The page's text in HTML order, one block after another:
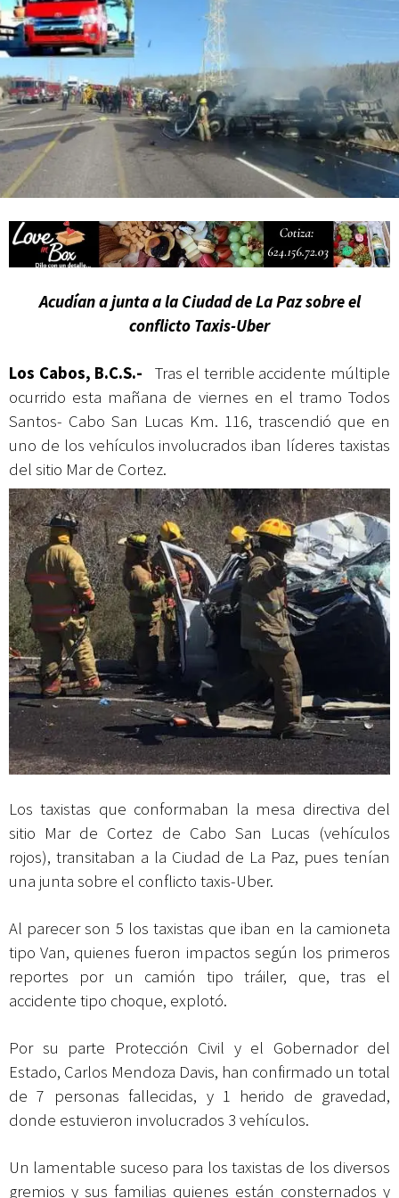
actividades de acceso libre
Acudían a junta a la Ciudad de La Paz sobre el
conflicto Taxis-Uber
Los Cabos, B.C.S.- Tras el terrible accidente múltiple
ocurrido esta mañana de viernes en el tramo Todos
Santos- Cabo San Lucas Km. 116, trascendió que en
uno de los vehículos involucrados iban líderes taxistas
del sitio Mar de Cortez.
Los taxistas que conformaban la mesa directiva del
sitio Mar de Cortez de Cabo San Lucas (vehículos
rojos), transitaban a la Ciudad de La Paz, pues tenían
una junta sobre el conflicto taxis-Uber.
Al parecer son 5 los taxistas que iban en la camioneta
tipo Van, quienes fueron impactos según los primeros
reportes por un camión tipo tráiler, que, tras el
accidente tipo choque, explotó.
Por su parte Protección Civil y el Gobernador del
Estado, Carlos Mendoza Davis, han confirmado un total
de 7 personas fallecidas, y 1 herido de gravedad,
donde estuvieron involucrados 3 vehículos.
Un lamentable suceso para los taxistas de los diversos
gremios y sus familias quienes están consternados y